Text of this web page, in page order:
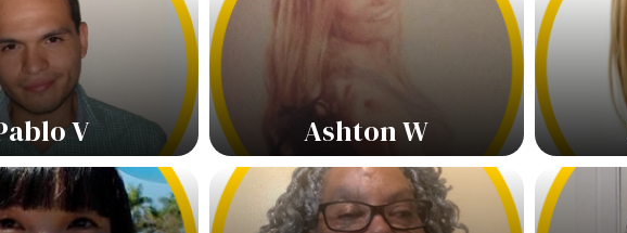
V Ashton W